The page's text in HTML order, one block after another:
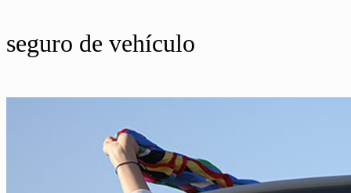
seguro de vehículo